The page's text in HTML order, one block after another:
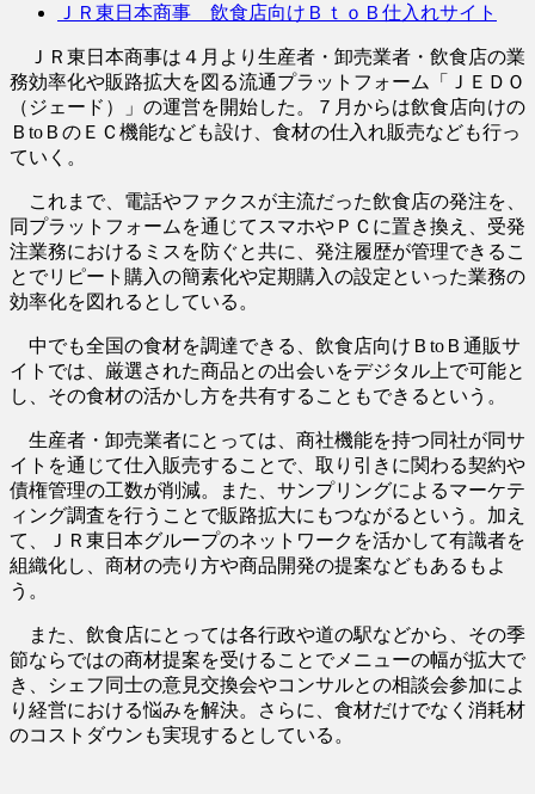
ＪＲ東日本商事 飲食店向けＢｔｏＢ仕入れサイト
ＪＲ東日本商事は４月より生産者・卸売業者・飲食店の業
務効率化や販路拡大を図る流通プラットフォーム「ＪＥＤＯ
（ジェード）」の運営を開始した。７月からは飲食店向けの
ＢtoＢのＥＣ機能なども設け、食材の仕入れ販売なども行っ
ていく。
これまで、電話やファクスが主流だった飲食店の発注を、
同プラットフォームを通じてスマホやＰＣに置き換え、受発
注業務におけるミスを防ぐと共に、発注履歴が管理できるこ
とでリピート購入の簡素化や定期購入の設定といった業務の
効率化を図れるとしている。
中でも全国の食材を調達できる、飲食店向けＢtoＢ通販サ
イトでは、厳選された商品との出会いをデジタル上で可能と
し、その食材の活かし方を共有することもできるという。
生産者・卸売業者にとっては、商社機能を持つ同社が同サ
イトを通じて仕入販売することで、取り引きに関わる契約や
債権管理の工数が削減。また、サンプリングによるマーケテ
ィング調査を行うことで販路拡大にもつながるという。加え
て、ＪＲ東日本グループのネットワークを活かして有識者を
組織化し、商材の売り方や商品開発の提案などもあるもよ
う。
また、飲食店にとっては各行政や道の駅などから、その季
節ならではの商材提案を受けることでメニューの幅が拡大で
き、シェフ同士の意見交換会やコンサルとの相談会参加によ
り経営における悩みを解決。さらに、食材だけでなく消耗材
のコストダウンも実現するとしている。